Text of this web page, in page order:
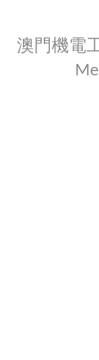
澳門機電